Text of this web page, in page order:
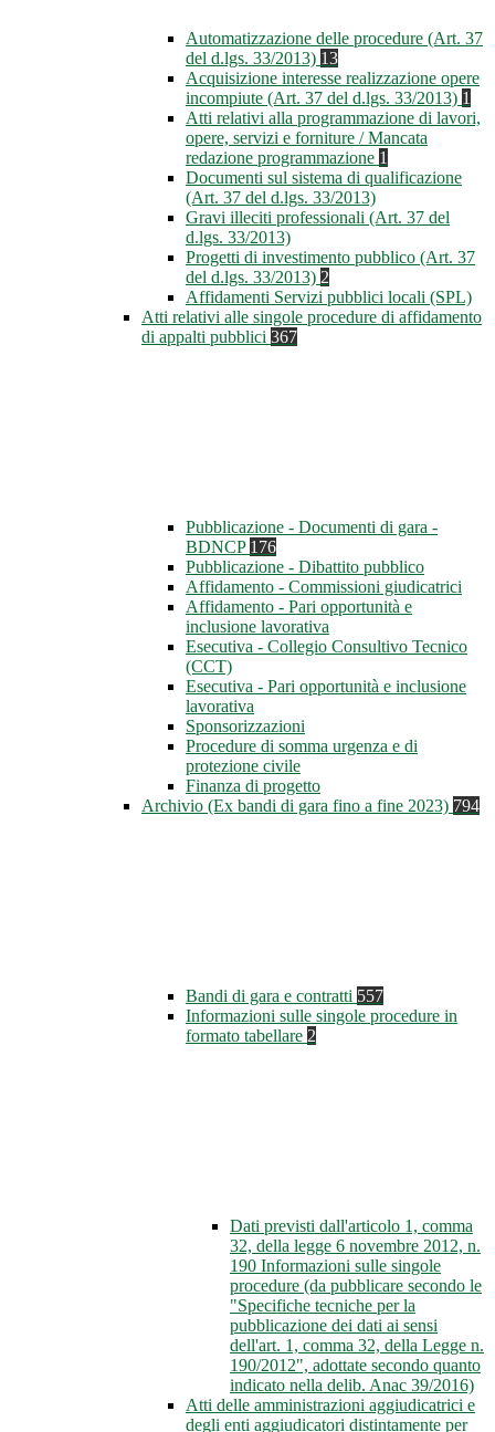
Automatizzazione delle procedure (Art. 37
del d.lgs. 33/2013) 13
Acquisizione interesse realizzazione opere
incompiute (Art. 37 del d.lgs. 33/2013) 1
Atti relativi alla programmazione di lavori,
opere, servizi e forniture / Mancata
redazione programmazione 1
Documenti sul sistema di qualificazione
(Art. 37 del d.lgs. 33/2013)
Gravi illeciti professionali (Art. 37 del
d.lgs. 33/2013)
Progetti di investimento pubblico (Art. 37
del d.lgs. 33/2013) 2
Affidamenti Servizi pubblici locali (SPL)
Atti relativi alle singole procedure di affidamento
di appalti pubblici 367
Pubblicazione - Documenti di gara -
BDNCP 176
Pubblicazione - Dibattito pubblico
Affidamento - Commissioni giudicatrici
Affidamento - Pari opportunità e
inclusione lavorativa
Esecutiva - Collegio Consultivo Tecnico
(CCT)
Esecutiva - Pari opportunità e inclusione
lavorativa
Sponsorizzazioni
Procedure di somma urgenza e di
protezione civile
Finanza di progetto
Archivio (Ex bandi di gara fino a fine 2023) 794
Bandi di gara e contratti 557
Informazioni sulle singole procedure in
formato tabellare 2
Dati previsti dall'articolo 1, comma
32, della legge 6 novembre 2012, n.
190 Informazioni sulle singole
procedure (da pubblicare secondo le
"Specifiche tecniche per la
pubblicazione dei dati ai sensi
dell'art. 1, comma 32, della Legge n.
190/2012", adottate secondo quanto
indicato nella delib. Anac 39/2016)
Atti delle amministrazioni aggiudicatrici e
degli enti aggiudicatori distintamente per